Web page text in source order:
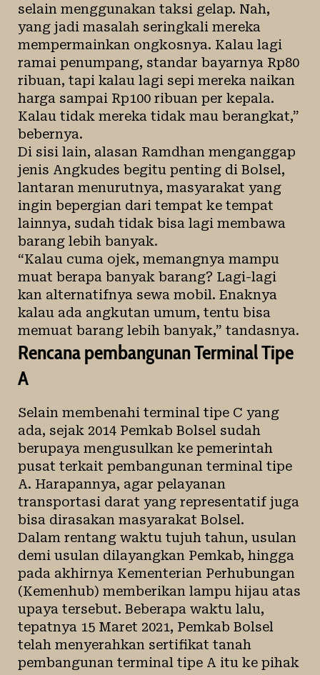
selain menggunakan taksi gelap. Nah,
yang jadi masalah seringkali mereka
mempermainkan ongkosnya. Kalau lagi
ramai penumpang, standar bayarnya Rp80
ribuan, tapi kalau lagi sepi mereka naikan
harga sampai Rp100 ribuan per kepala.
Kalau tidak mereka tidak mau berangkat,”
bebernya.
Di sisi lain, alasan Ramdhan menganggap
jenis Angkudes begitu penting di Bolsel,
lantaran menurutnya, masyarakat yang
ingin bepergian dari tempat ke tempat
lainnya, sudah tidak bisa lagi membawa
barang lebih banyak.
“Kalau cuma ojek, memangnya mampu
muat berapa banyak barang? Lagi-lagi
kan alternatifnya sewa mobil. Enaknya
kalau ada angkutan umum, tentu bisa
memuat barang lebih banyak,” tandasnya.
Rencana pembangunan Terminal Tipe
A
Selain membenahi terminal tipe C yang
ada, sejak 2014 Pemkab Bolsel sudah
berupaya mengusulkan ke pemerintah
pusat terkait pembangunan terminal tipe
A. Harapannya, agar pelayanan
transportasi darat yang representatif juga
bisa dirasakan masyarakat Bolsel.
Dalam rentang waktu tujuh tahun, usulan
demi usulan dilayangkan Pemkab, hingga
pada akhirnya Kementerian Perhubungan
(Kemenhub) memberikan lampu hijau atas
upaya tersebut. Beberapa waktu lalu,
tepatnya 15 Maret 2021, Pemkab Bolsel
telah menyerahkan sertifikat tanah
pembangunan terminal tipe A itu ke pihak